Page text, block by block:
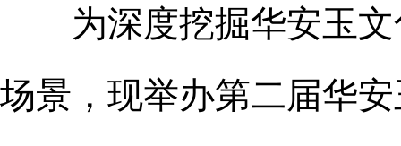
为深度挖掘华安玉文
场景，现举办第二届华